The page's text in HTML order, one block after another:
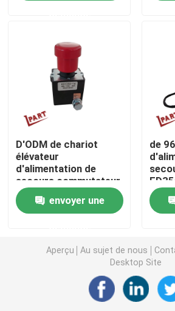
Commutateur de chariot élévateur
Contacteur électrique de
Poignée de chariot élévateur
Accélérateur de chariot élévateur
Frein magnétique de moteur
Circuit de freinage de chariot
D'ODM de chariot
élévateur
d'alimentation de
secours commutateur
ED125X-16 48V 125A
de boutonenvoyer une
de
Aperçu Au sujet de nous
Desktop Site